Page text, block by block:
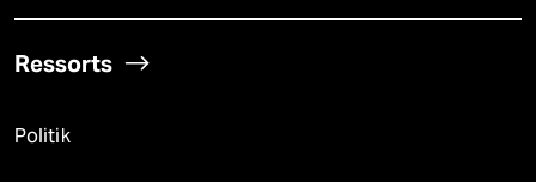
Ressorts
Politik